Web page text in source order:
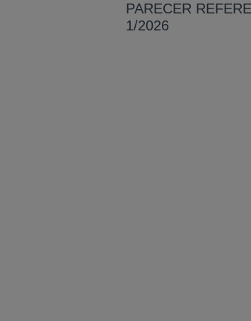
PARECER
1/2026